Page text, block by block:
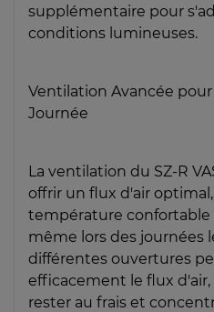
supplémentaire pour
conditions lumineuses.
Ventilation Avancée
Journée
La ventilation du SZ-R
offrir un flux d'air
température confortable
même lors des journées
différentes ouvertures
efficacement le flux
rester au frais et